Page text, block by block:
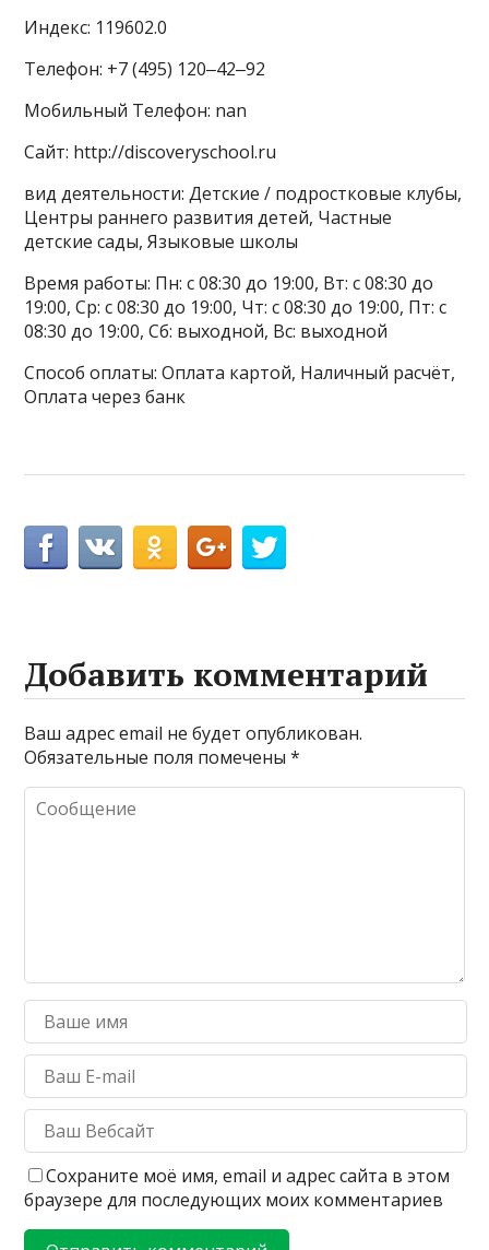
Индекс: 119602.0
Телефон: +7 (495) 120‒42‒92
Мобильный Телефон: nan
Сайт: http://discoveryschool.ru
вид деятельности: Детские / подростковые клубы,
Центры раннего развития детей, Частные
детские сады, Языковые школы
Время работы: Пн: с 08:30 до 19:00, Вт: с 08:30 до
19:00, Ср: с 08:30 до 19:00, Чт: с 08:30 до 19:00, Пт: с
08:30 до 19:00, Сб: выходной, Вс: выходной
Способ оплаты: Оплата картой, Наличный расчёт,
Оплата через банк
Добавить комментарий
Ваш адрес email не будет опубликован.
Обязательные поля помечены*
Сохраните моё имя, email и адрес сайта в этом
браузере для последующих моих комментариев